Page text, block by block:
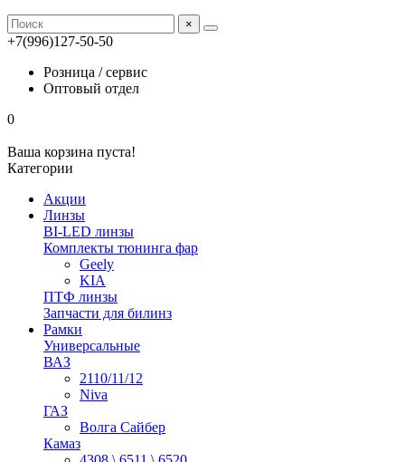
×
+7(996)127-50-50
Розница / сервис
Оптовый отдел
0
Ваша корзина пуста!
Категории
Акции
Линзы
BI-LED линзы
Комплекты тюнинга фар
Geely
KIA
ПТФ линзы
Запчасти для билинз
Рамки
Универсальные
ВАЗ
2110/11/12
Niva
ГАЗ
Волга Сайбер
Камаз